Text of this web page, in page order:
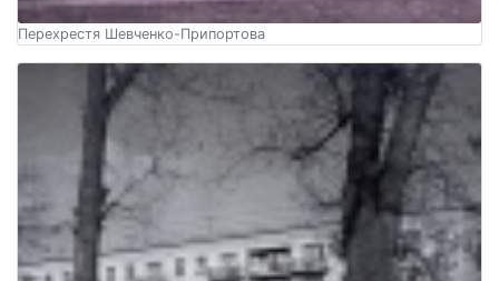
Перехрестя Шевченко-Припортова